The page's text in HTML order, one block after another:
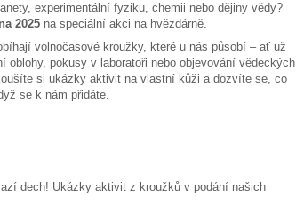
experimentální fyziku, chemii nebo dějiny vědy?
2025 na speciální akci na hvězdárně.
volnočasové kroužky, které u nás působí – ať už
oblohy, pokusy v laboratoři nebo objevování vědeckých
si ukázky aktivit na vlastní kůži a dozvíte se, co
se k nám přidáte.
dech! Ukázky aktivit z kroužků v podání našich